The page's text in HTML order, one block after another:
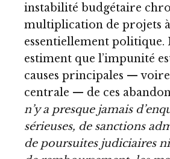
instabilité budgétaire
multiplication de projets
essentiellement politique.
estiment que l’impunité
causes principales — voire
centrale — de ces
n’y a presque jamais
sérieuses, de sanctions
de poursuites judiciaires